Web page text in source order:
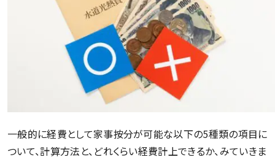
一般的に経費として家事按分が可能な以下の5種類の項目に
ついて、計算方法と、どれくらい経費計上できるか、みていきま